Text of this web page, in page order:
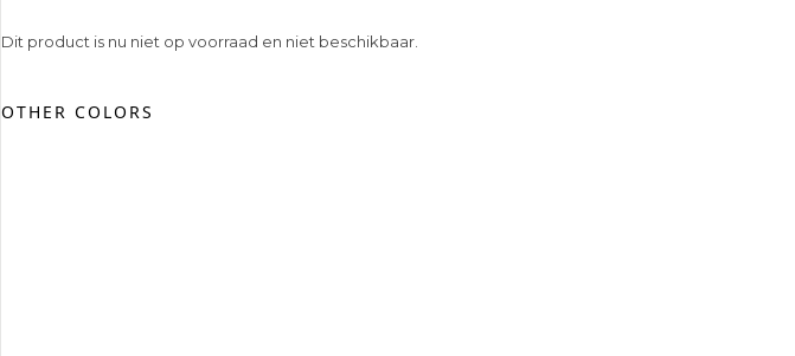
Dit product is nu niet op voorraad en niet beschikbaar.
OTHER COLORS